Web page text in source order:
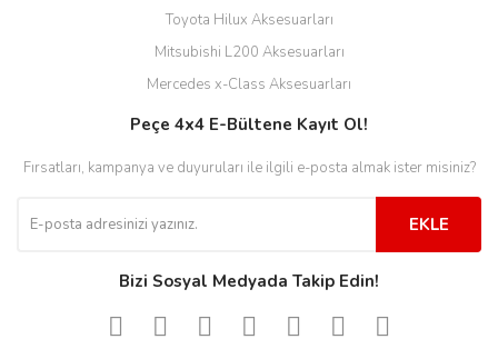
Toyota Hilux Aksesuarları
Mitsubishi L200 Aksesuarları
Mercedes x-Class Aksesuarları
Peçe 4x4 E-Bültene Kayıt Ol!
Fırsatları, kampanya ve duyuruları ile ilgili e-posta almak ister misiniz?
EKLE
Bizi Sosyal Medyada Takip Edin!